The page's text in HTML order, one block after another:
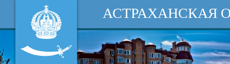
АСТРАХАНСКАЯ